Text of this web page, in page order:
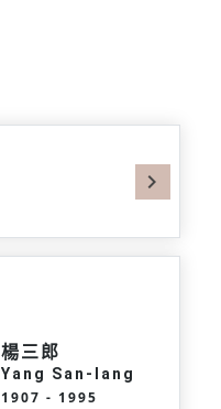
楊三郎
Yang San-lang
1907 - 1995